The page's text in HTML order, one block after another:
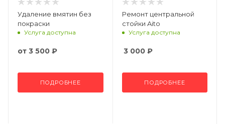
Удаление вмятин без
покраски
Услуга доступна
от 3 500 ₽
ПОДРОБНЕЕ
Ремонт центральной
стойки Aito
Услуга доступна
3 000₽
ПОДРОБНЕЕ